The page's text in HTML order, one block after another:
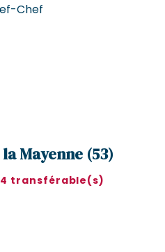
Chef
Mayenne (53)
transférable(s)